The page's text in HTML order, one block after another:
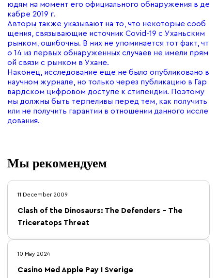
юдям на момент его официального обнаружения в де
кабре 2019 г.
Авторы также указывают на то, что некоторые сооб
щения, связывающие источник Covid-19 с Уханьским
рынком, ошибочны. В них не упоминается тот факт, чт
о 14 из первых обнаруженных случаев не имели прям
ой связи с рынком в Ухане.
Наконец, исследование еще не было опубликовано в
научном журнале, но только через публикацию в Гар
вардском цифровом доступе к стипендии. Поэтому
мы должны быть терпеливы перед тем, как получить
или не получить гарантии в отношении данного иссле
дования.
Мы рекомендуем
11 December 2009
Clash of the Dinosaurs: The Defenders – The
Triceratops Threat
10 May 2024
Casino Med Apple Pay I Sverige